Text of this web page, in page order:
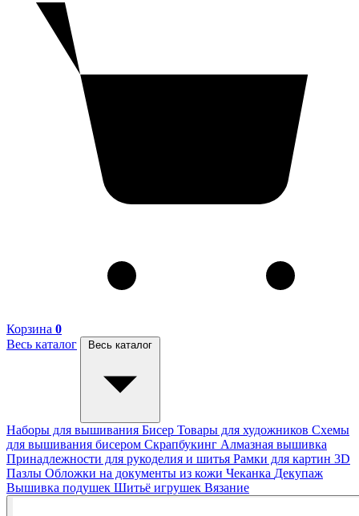
Корзина 0
Весь каталог
Весь каталог
Наборы для вышивания Бисер Товары для художников Схемы
для вышивания бисером Скрапбукинг Алмазная вышивка
Принадлежности для рукоделия и шитья Рамки для картин 3D
Пазлы Обложки на документы из кожи Чеканка Декупаж
Вышивка подушек Шитьё игрушек Вязание